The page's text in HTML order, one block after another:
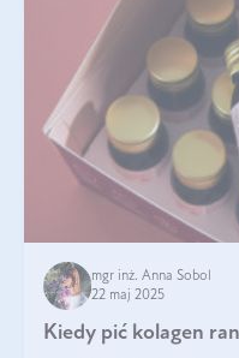
mgr inż. Anna Sobol
22 maj 2025
Kiedy pić kolagen